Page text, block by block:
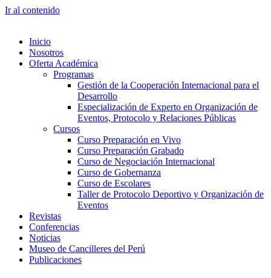
Ir al contenido
Inicio
Nosotros
Oferta Académica
Programas
Gestión de la Cooperación Internacional para el
Desarrollo
Especialización de Experto en Organización de
Eventos, Protocolo y Relaciones Públicas
Cursos
Curso Preparación en Vivo
Curso Preparación Grabado
Curso de Negociación Internacional
Curso de Gobernanza
Curso de Escolares
Taller de Protocolo Deportivo y Organización de
Eventos
Revistas
Conferencias
Noticias
Museo de Cancilleres del Perú
Publicaciones